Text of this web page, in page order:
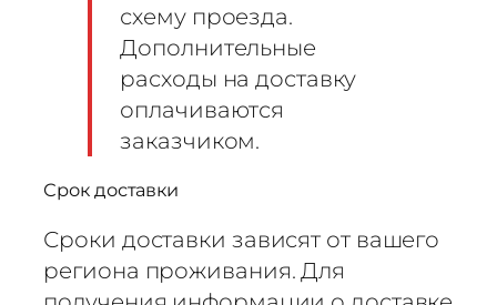
схему проезда.
Дополнительные
расходы на доставку
оплачиваются
заказчиком.
Срок доставки
Сроки доставки зависят от вашего
региона проживания. Для